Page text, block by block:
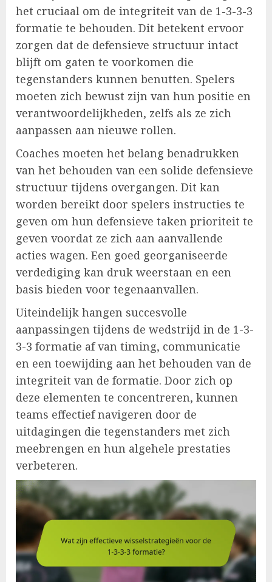
het cruciaal om de integriteit van de 1-3-3-3
formatie te behouden. Dit betekent ervoor
zorgen dat de defensieve structuur intact
blijft om gaten te voorkomen die
tegenstanders kunnen benutten. Spelers
moeten zich bewust zijn van hun positie en
verantwoordelijkheden, zelfs als ze zich
aanpassen aan nieuwe rollen.
Coaches moeten het belang benadrukken
van het behouden van een solide defensieve
structuur tijdens overgangen. Dit kan
worden bereikt door spelers instructies te
geven om hun defensieve taken prioriteit te
geven voordat ze zich aan aanvallende
acties wagen. Een goed georganiseerde
verdediging kan druk weerstaan en een
basis bieden voor tegenaanvallen.
Uiteindelijk hangen succesvolle
aanpassingen tijdens de wedstrijd in de 1-3-
3-3 formatie af van timing, communicatie
en een toewijding aan het behouden van de
integriteit van de formatie. Door zich op
deze elementen te concentreren, kunnen
teams effectief navigeren door de
uitdagingen die tegenstanders met zich
meebrengen en hun algehele prestaties
verbeteren.